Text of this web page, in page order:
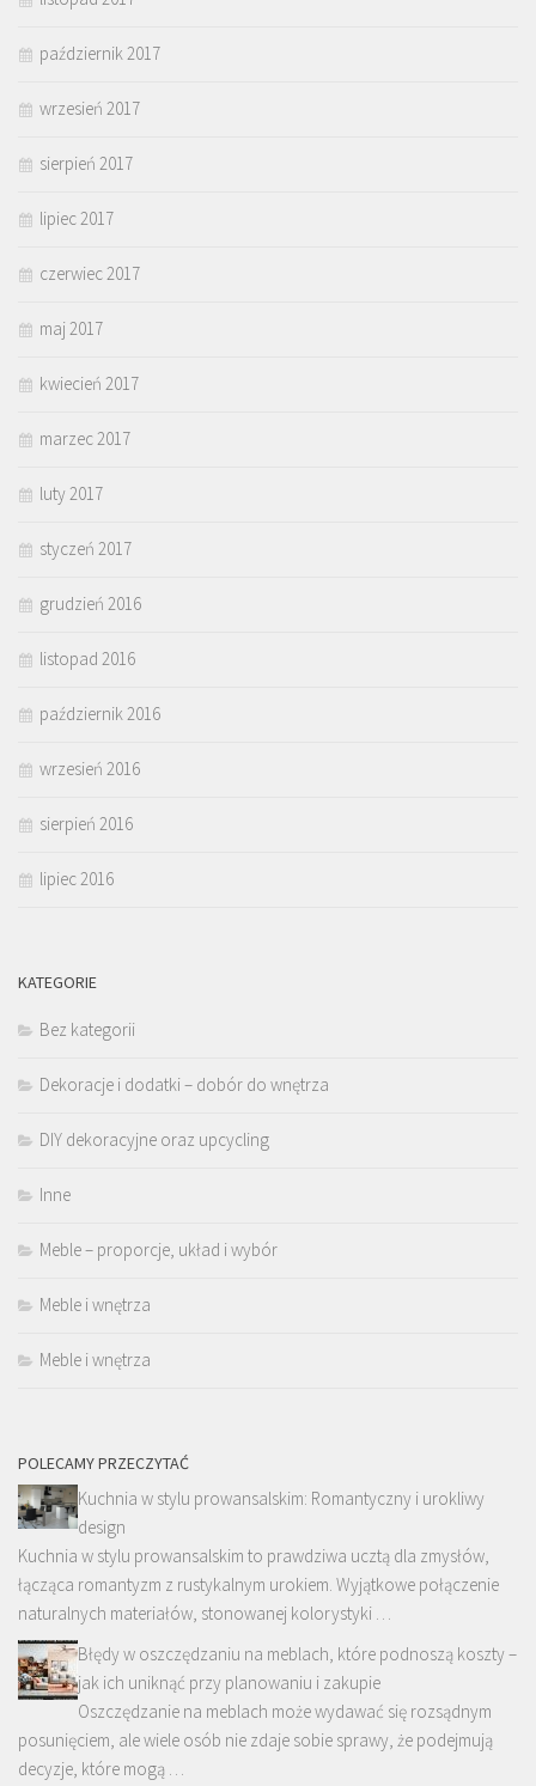
październik 2017
wrzesień 2017
sierpień 2017
lipiec 2017
czerwiec 2017
maj 2017
kwiecień 2017
marzec 2017
luty 2017
styczeń 2017
grudzień 2016
listopad 2016
październik 2016
wrzesień 2016
sierpień 2016
lipiec 2016
KATEGORIE
Bez kategorii
Dekoracje i dodatki – dobór do wnętrza
DIY dekoracyjne oraz upcycling
Inne
Meble – proporcje, układ i wybór
Meble i wnętrza
Meble i wnętrza
POLECAMY PRZECZYTAĆ
Kuchnia w stylu prowansalskim: Romantyczny i urokliwy
design
Kuchnia w stylu prowansalskim to prawdziwa ucztą dla zmysłów,
łącząca romantyzm z rustykalnym urokiem. Wyjątkowe połączenie
naturalnych materiałów, stonowanej kolorystyki …
Błędy w oszczędzaniu na meblach, które podnoszą koszty –
jak ich uniknąć przy planowaniu i zakupie
Oszczędzanie na meblach może wydawać się rozsądnym
posunięciem, ale wiele osób nie zdaje sobie sprawy, że podejmują
decyzje, które mogą …